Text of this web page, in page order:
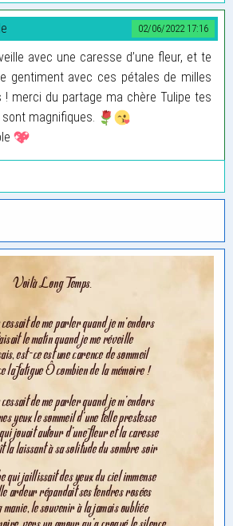
02/06/2022 17:16
avec une caresse d’une fleur, et te
gentiment avec ces pétales de milles
! merci du partage ma chère Tulipe tes
magnifiques.